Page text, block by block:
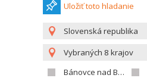
Uložiť toto hladanie
Slovenská republika
Vybraných 8 krajov
Bánovce nad Bebravou